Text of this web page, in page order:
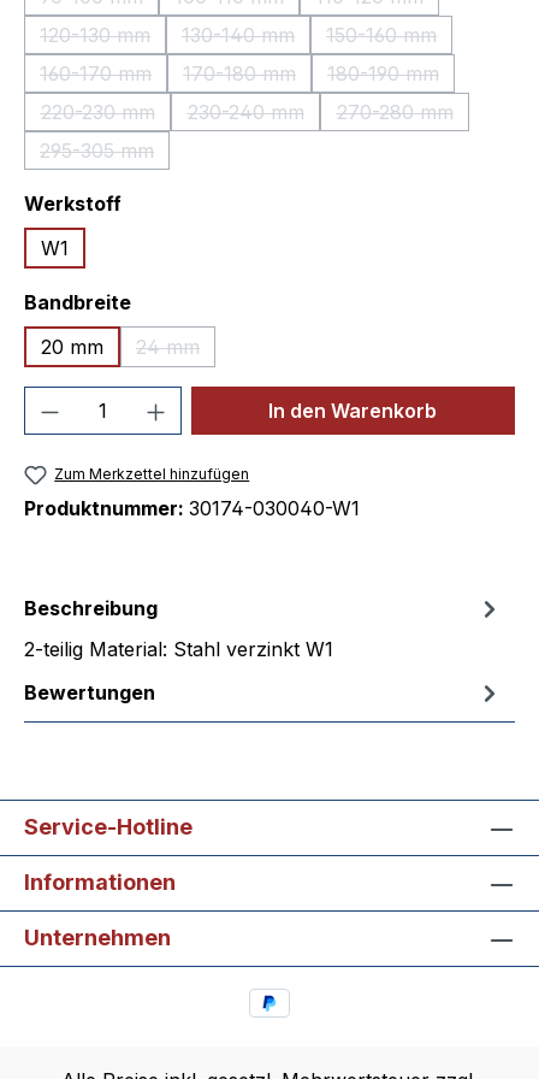
(Diese Option ist zurzeit nicht verfügbar.)
(Diese Option ist zurzeit nicht
(Diese Option ist
120-130 mm
(Diese Option ist zurzeit nicht verfügbar.)
130-140 mm
(Diese Option ist zurzeit nicht
150-160 mm
(Diese Option ist
160-170 mm
(Diese Option ist zurzeit nicht verfügbar.)
170-180 mm
(Diese Option ist zurzeit nicht
180-190 mm
(Diese Option ist
220-230 mm
(Diese Option ist zurzeit nicht verfügbar.)
230-240 mm
(Diese Option ist zurzeit nicht
270-280 mm
(Diese Option ist
295-305 mm
(Diese Option ist zurzeit nicht verfügbar.)
Werkstoffauswählen
W1
Bandbreiteauswählen
20 mm
24 mm
(Diese Option ist zurzeit nicht verfügbar.)
Produkt Anzahl: Gib denIn den Warenkorb
Zum Merkzettel hinzufügen
Produktnummer: 30174-030040-W1
Beschreibung
2-teilig Material: Stahl verzinkt W1
Bewertungen
Service-Hotline
Informationen
Unternehmen